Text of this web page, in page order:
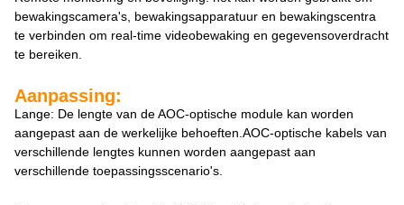
bewakingscamera's, bewakingsapparatuur en bewakingscentra
te verbinden om real-time videobewaking en gegevensoverdracht
te bereiken.
Aanpassing:
Lange: De lengte van de AOC-optische module kan worden
aangepast aan de werkelijke behoeften.AOC-optische kabels van
verschillende lengtes kunnen worden aangepast aan
verschillende toepassingsscenario's.